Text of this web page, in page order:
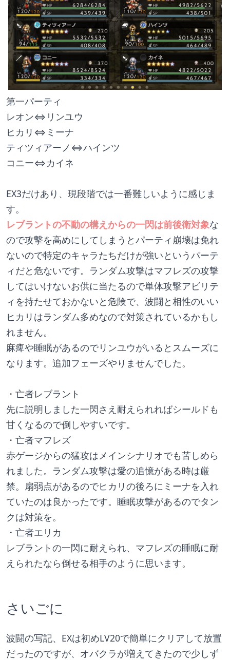
第一パーティ
レオン⇔リンユウ
ヒカリ⇔ミーナ
ティツィアーノ⇔ハインツ
コニー⇔カイネ
EX3だけあり、現段階では一番難しいように感じま
す。
レブラントの不動の構えからの一閃は前後衛対象な
ので攻撃を高めにしてしまうとパーティ崩壊は免れ
ないので特定のキャラたちだけが強いというパーテ
ィだと危ないです。ランダム攻撃はマフレズの攻撃
してはいけないお供に当たるので単体攻撃アビリテ
ィを持たせておかないと危険で、波闘と相性のいい
ヒカリはランダム多めなので対策されているかもし
れません。
麻痺や睡眠があるのでリンユウがいるとスムーズに
なります。追加フェーズやりませんでした。
・亡者レブラント
先に説明しました一閃さえ耐えられればシールドも
甘くなるので倒しやすいです。
・亡者マフレズ
赤ゲージからの猛攻はメインシナリオでも苦しめら
れました。ランダム攻撃は愛の追憶がある時は厳
禁。扇弱点があるのでヒカリの後ろにミーナを入れ
ていたのは良かったです。睡眠攻撃があるのでタン
クは対策を。
・亡者エリカ
レブラントの一閃に耐えられ、マフレズの睡眠に耐
えられたなら倒せる相手のように思います。
さいごに
波闘の写記、EXは初めLV20で簡単にクリアして放置
だったのですが、オバクラが増えてきたので少しず